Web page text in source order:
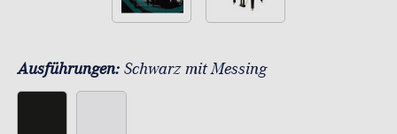
Ausführungen: Schwarz mit Messing